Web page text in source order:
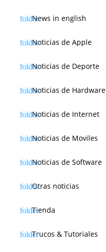
News in english
Noticias de Apple
Noticias de Deporte
Noticias de Hardware
Noticias de Internet
Noticias de Moviles
Noticias de Software
Otras noticias
Tienda
Trucos & Tutoriales